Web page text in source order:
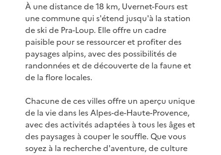
À une distance de 18 km, Uvernet-Fours est
une commune qui s'étend jusqu'à la station
de ski de Pra-Loup. Elle offre un cadre
paisible pour se ressourcer et profiter des
paysages alpins, avec des possibilités de
randonnées et de découverte de la faune et
de la flore locales.
Chacune de ces villes offre un aperçu unique
de la vie dans les Alpes-de-Haute-Provence,
avec des activités adaptées à tous les âges et
des paysages à couper le souffle. Que vous
soyez à la recherche d'aventure, de culture